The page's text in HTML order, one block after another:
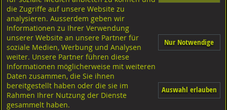
Sofortklebstoffe
Filter nach Dimensionen:
Filter zurücksetzen
die Zugriffe auf unsere Website zu
analysieren. Ausserdem geben wir
Informationen zu Ihrer Verwendung
unserer Website an unsere Partner für
soziale Medien, Werbung und Analysen
weiter. Unsere Partner führen diese
Informationen möglicherweise mit weiteren
Daten zusammen, die Sie ihnen
bereitgestellt haben oder die sie im
Rahmen Ihrer Nutzung der Dienste
gesammelt haben.
Nur Notwendige
Auswahl erlauben